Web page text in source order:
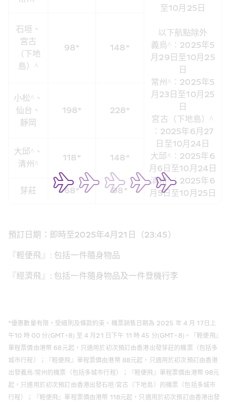
至10月25日
以下航點除外
義烏^︰2025年5
月29日至10月25
日
常州^︰2025年5
月23日至10月25
日
宮古（下地島）^
︰2025年6月27
日至10月24日
大邱^︰2025年6
月6日至10月24日
清州^︰2025年6
月5日至10月25日
石垣、
宮古
（下地
島）^
98* 148*
小松^、
仙台、
靜岡
198* 228*
大邱^、
清州^
118* 148*
芽莊 68* 98*
預訂日期：即時至2025年4月21日（23:45）
『輕便飛』: 包括一件隨身物品
『經濟飛』: 包括一件隨身物品及一件登機行李
*優惠數量有限，受細則及條款約束。機票銷售日期為 2025 年 4 月 17日上
午10 時 00 分(GMT+8) 至 4 月21 日下午 11 時 45 分(GMT+8)。『輕便飛』
單程票價由港幣 68元起，只適用於初次預訂由香港出發芽莊的機票（包括多
城市行程）；『輕便飛』單程票價由港幣 88元起，只適用於初次預訂由香港
出發義烏/常州的機票（包括多城市行程）；『輕便飛』單程票價由港幣 98元
起，只適用於初次預訂由香港出發石垣/宮古（下地島）的機票（包括多城市
行程）；『輕便飛』單程票價由港幣 118元起，只適用於初次預訂由香港出發